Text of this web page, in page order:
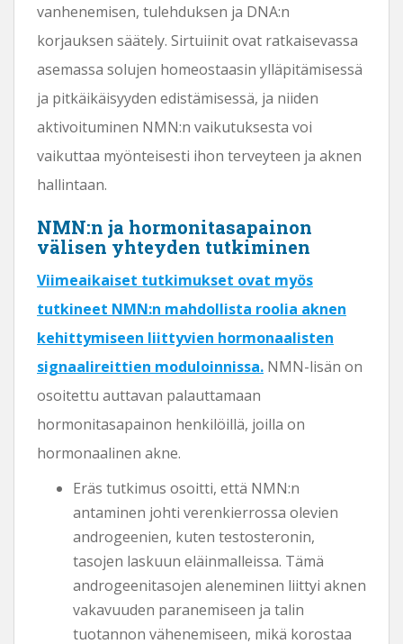
vanhenemisen, tulehduksen ja DNA:n
korjauksen säätely. Sirtuiinit ovat ratkaisevassa
asemassa solujen homeostaasin ylläpitämisessä
ja pitkäikäisyyden edistämisessä, ja niiden
aktivoituminen NMN:n vaikutuksesta voi
vaikuttaa myönteisesti ihon terveyteen ja aknen
hallintaan.
NMN:n ja hormonitasapainon
välisen yhteyden tutkiminen
Viimeaikaiset tutkimukset ovat myös
tutkineet NMN:n mahdollista roolia aknen
kehittymiseen liittyvien hormonaalisten
signaalireittien moduloinnissa. NMN-lisän on
osoitettu auttavan palauttamaan
hormonitasapainon henkilöillä, joilla on
hormonaalinen akne.
Eräs tutkimus osoitti, että NMN:n
antaminen johti verenkierrossa olevien
androgeenien, kuten testosteronin,
tasojen laskuun eläinmalleissa. Tämä
androgeenitasojen aleneminen liittyi aknen
vakavuuden paranemiseen ja talin
tuotannon vähenemiseen, mikä korostaa